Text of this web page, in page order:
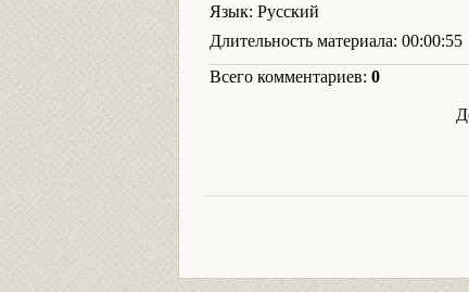
Язык: Русский
Длительность материала: 00:00:55
Всего комментариев: 0